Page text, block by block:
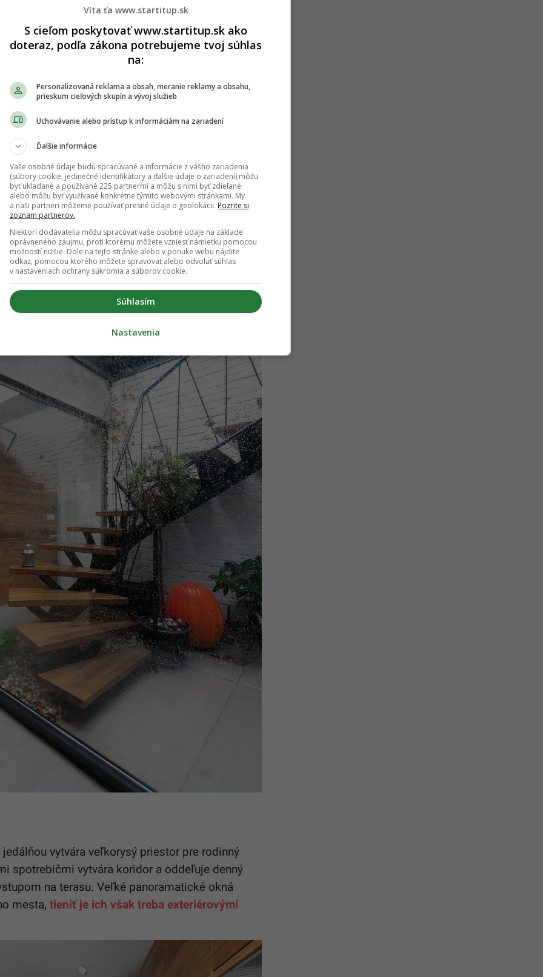
na Archinfo.sk.
s prístupom na balkón. Dominantou
interiér s terasou na streche budovy. Presklené
vstup a vnáša kúsok exteriéru priamo do
samostatná toaleta. Detské izby majú vlastnú
prepája. K rodičovskej spálni prislúcha
veľké presklené panoramatické okná a
jedálňou vytvára veľkorysý priestor pre rodinný
spotrebičmi vytvára koridor a oddeľuje denný
na terasu. Veľké panoramatické okná
mesta, tieniť je ich však treba exteriérovými
Víta ťa www.startitup.sk
S cieľom poskytovať www.startitup.sk ako
doteraz, podľa zákona potrebujeme tvoj súhlas
na:
Personalizovaná reklama a obsah, meranie reklamy a obsahu,
prieskum cieľových skupín a vývoj služieb
Uchovávanie alebo prístup k informáciám na zariadení
Ďalšie informácie
Vaše osobné údaje budú spracúvané a informácie z vášho zariadenia
(súbory cookie, jedinečné identifikátory a ďalšie údaje o zariadení) môžu
byť ukladané a používané 225 partnermi a môžu s nimi byť zdieľané
alebo môžu byť využívané konkrétne týmito webovými stránkami. My
a naši partneri môžeme používať presné údaje o geolokácii. Pozrite si
zoznam partnerov.
Niektorí dodávatelia môžu spracúvať vaše osobné údaje na základe
oprávneného záujmu, proti ktorému môžete vzniesť námietku pomocou
možností nižšie. Dole na tejto stránke alebo v ponuke webu nájdite
odkaz, pomocou ktorého môžete spravovať alebo odvolať súhlas
v nastaveniach ochrany súkromia a súborov cookie.
Súhlasím
Nastavenia